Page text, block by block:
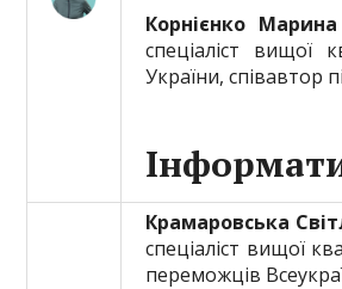
Корнієнко
спеціаліст вищої
України, співавтор
Крамаровська
спеціаліст вищої
переможців